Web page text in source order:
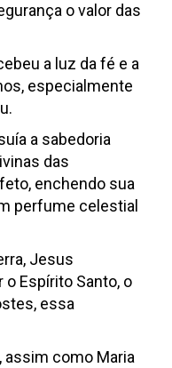
o valor das
a luz da fé e a
especialmente
a sabedoria
das
enchendo sua
perfume celestial
Jesus
Espírito Santo, o
essa
assim como Maria